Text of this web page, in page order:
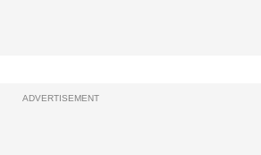
ADVERTISEMENT